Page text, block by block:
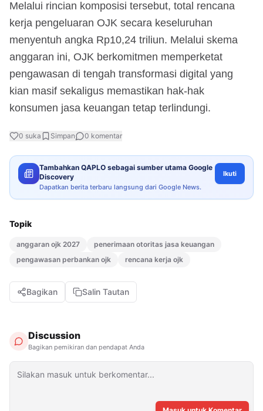
Melalui rincian komposisi tersebut, total rencana
kerja pengeluaran OJK secara keseluruhan
menyentuh angka Rp10,24 triliun. Melalui skema
anggaran ini, OJK berkomitmen memperketat
pengawasan di tengah transformasi digital yang
kian masif sekaligus memastikan hak-hak
konsumen jasa keuangan tetap terlindungi.
0 suka Simpan 0 komentar
Tambahkan QAPLO sebagai sumber utama Google
Discovery
Dapatkan berita terbaru langsung dari Google News.
Ikuti
Topik
anggaran ojk 2027
penerimaan otoritas jasa keuangan
pengawasan perbankan ojk
rencana kerja ojk
Bagikan Salin Tautan
Discussion
Bagikan pemikiran dan pendapat Anda